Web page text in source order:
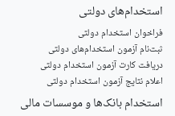
استخدام‌های دولتی
فراخوان استخدام دولتی
ثبت‌نام آزمون‌ استخدام‌های دولتی
دریافت کارت آزمون استخدام دولتی
اعلام نتایج آزمون استخدام دولتی
استخدام‌ بانک‌ها و موسسات مالی